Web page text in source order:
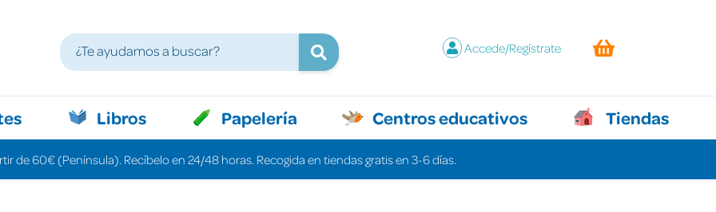
Accede/Regístrate
Libros Papelería Centros educativos Tiendas
de 60€ (Península). Recíbelo en 24/48 horas. Recogida en tiendas gratis en 3-6 días.